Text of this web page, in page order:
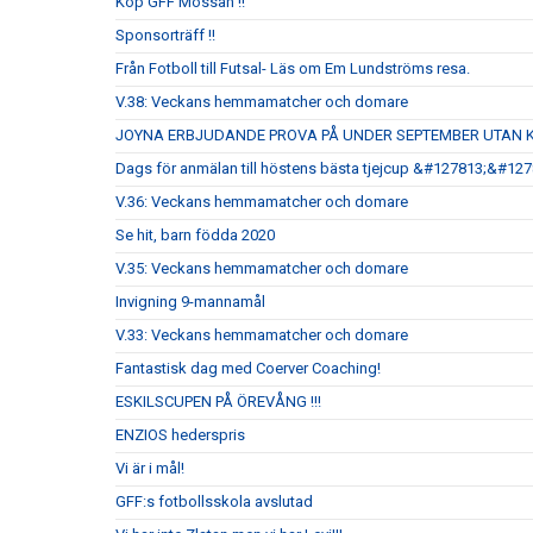
Sponsorträff !!
Från Fotboll till Futsal- Läs om Em Lundströms resa.
V.38: Veckans hemmamatcher och domare
JOYNA ERBJUDANDE PROVA PÅ UNDER SEPTEMBER UTAN
Dags för anmälan till höstens bästa tjejcup
V.36: Veckans hemmamatcher och domare
Se hit, barn födda 2020
V.35: Veckans hemmamatcher och domare
Invigning 9-mannamål
V.33: Veckans hemmamatcher och domare
Fantastisk dag med Coerver Coaching!
ESKILSCUPEN PÅ ÖREVÅNG !!!
ENZIOS hederspris
Vi är i mål!
GFF:s fotbollsskola avslutad